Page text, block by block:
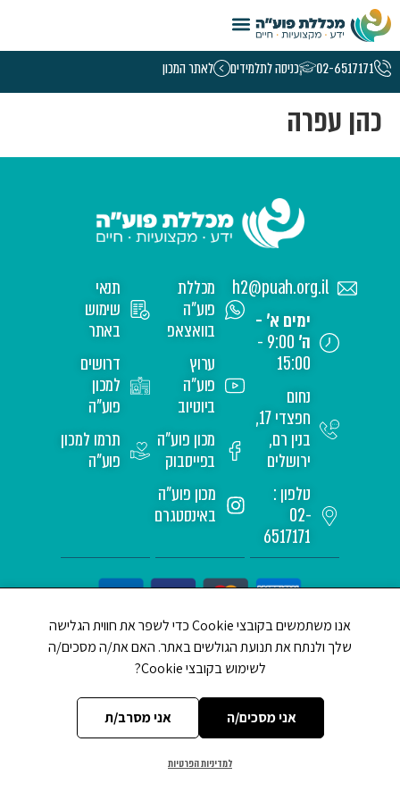
02-6517171 כניסה לתלמידים לאתר המכון
כהן עפרה
h2@puah.org.il
ימים א' -
ה'
9:00 -
15:00
נחום
חפצדי 17,
בנין רם,
ירושלים
טלפון :
02-
6517171
מכללת
פוע"ה
בוואצאפ
ערוץ
פוע"ה
ביוטיוב
מכון פוע"ה
בפייסבוק
מכון פוע"ה
באינסטגרם
תנאי
שימוש
באתר
דרושים
למכון
פוע"ה
תרמו למכון
פוע"ה
אנו משתמשים בקובצי Cookie כדי לשפר את חווית הגלישה
שלך ולנתח את תנועת הגולשים באתר. האם את/ה מסכים/ה
לשימוש בקובצי Cookie?
אני מסכים/ה אני מסרב/ת
למדיניות הפרטיות